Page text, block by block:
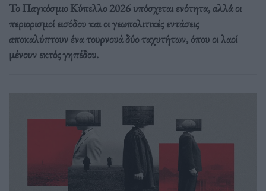
Το Παγκόσμιο Κύπελλο 2026 υπόσχεται ενότητα, αλλά οι
περιορισμοί εισόδου και οι γεωπολιτικές εντάσεις
αποκαλύπτουν ένα τουρνουά δύο ταχυτήτων, όπου οι λαοί
μένουν εκτός γηπέδου.